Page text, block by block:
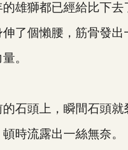
獅都已經給比下去
個懶腰，筋骨發出
。
頭上，瞬間石頭就
流露出一絲無奈。